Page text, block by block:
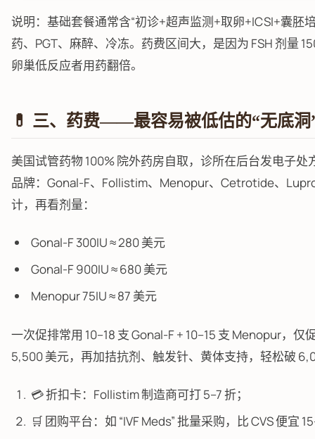
说明：基础套餐通常含“初诊+超声监测+取卵+ICSI+囊胚
药、PGT、麻醉、冷冻。药费区间大，是因为 FSH 剂量
卵巢低反应者用药翻倍。
💊 三、药费——最容易被低估的“无底洞
美国试管药物 100% 院外药房自取，诊所在后台发电子
品牌：Gonal-F、Follistim、Menopur、Cetrotide、
计，再看剂量：
Gonal-F 300IU ≈ 280 美元
Gonal-F 900IU ≈ 680 美元
Menopur 75IU ≈ 87 美元
一次促排常用 10–18 支 Gonal-F + 10–15 支 Menopur，仅
5,500 美元，再加拮抗剂、触发针、黄体支持，轻松破
💳 折扣卡：Follistim 制造商可打 5–7 折；
🛒 团购平台：如 “IVF Meds” 批量采购，比 CVS 便宜